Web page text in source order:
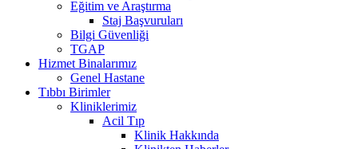
Eğitim ve Araştırma
Staj Başvuruları
Bilgi Güvenliği
TGAP
Hizmet Binalarımız
Genel Hastane
Tıbbı Birimler
Kliniklerimiz
Acil Tıp
Klinik Hakkında